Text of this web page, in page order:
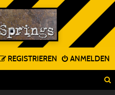
ANMELDEN
REGISTRIEREN